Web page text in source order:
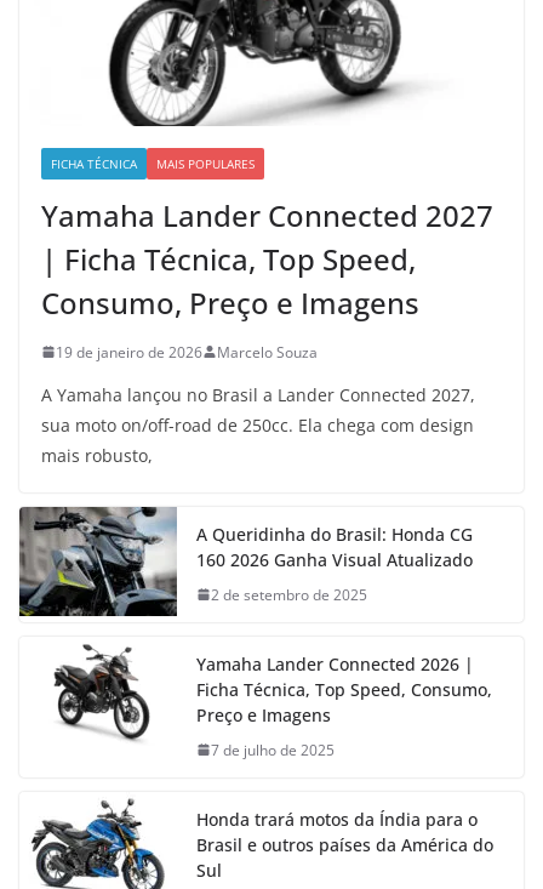
FICHA TÉCNICA MAIS POPULARES
Yamaha Lander Connected 2027
| Ficha Técnica, Top Speed,
Consumo, Preço e Imagens
19 de janeiro de 2026 Marcelo Souza
A Yamaha lançou no Brasil a Lander Connected 2027,
sua moto on/off-road de 250cc. Ela chega com design
mais robusto,
A Queridinha do Brasil: Honda CG
160 2026 Ganha Visual Atualizado
2 de setembro de 2025
Yamaha Lander Connected 2026 |
Ficha Técnica, Top Speed, Consumo,
Preço e Imagens
7 de julho de 2025
Honda trará motos da Índia para o
Brasil e outros países da América do
Sul